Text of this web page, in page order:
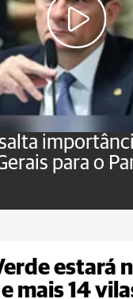
para o
estará
e mais 14